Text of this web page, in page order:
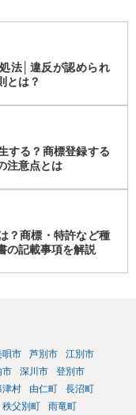
つつ利用者に独占的な
です。 したがって、費
ではなく、著作物を創
まると考えられます。
法│違反が認められ
とは？
する？商標登録する
注意点とは
？商標・特許など種
の記載事項を解説
唄市 芦別市
江別市
市 深川市
登別市
津村 由仁町
長沼町
秩父別町
雨竜町